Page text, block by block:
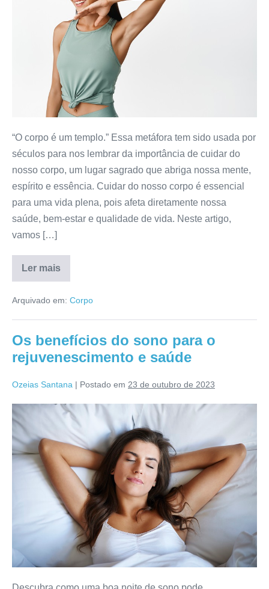
diários
“O corpo é um templo.” Essa metáfora tem sido usada por
séculos para nos lembrar da importância de cuidar do
nosso corpo, um lugar sagrado que abriga nossa mente,
espírito e essência. Cuidar do nosso corpo é essencial
para uma vida plena, pois afeta diretamente nossa
saúde, bem-estar e qualidade de vida. Neste artigo,
vamos […]
Ler mais
O
Corpo
um
cultive
vida
com
Arquivado em: Corpo
Os benefícios do sono para o
rejuvenescimento e saúde
Ozeias Santana | Postado em 23 de outubro de 2023
Os
benefícios
do
sono
rejuvenescimento